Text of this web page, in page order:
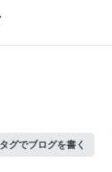
グでブログを書く